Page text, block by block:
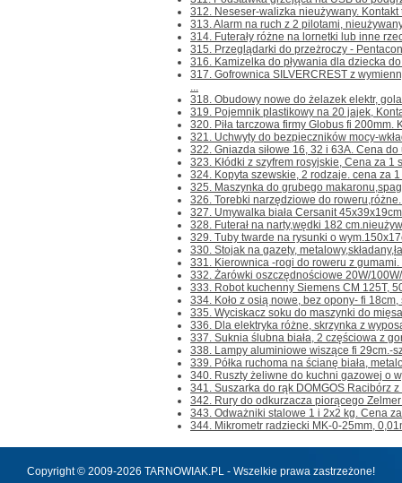
312. Neseser-walizka nieużywany. Kontakt
313. Alarm na ruch z 2 pilotami,
314. Futerały różne na lornetki lub inne
315. Przeglądarki do przeżroczy -
316. Kamizelka do pływania dla dziecka
317. Gofrownica SILVERCREST z
...
318. Obudowy nowe do żelazek elektr,
319. Pojemnik plastikowy na 20 jajek,
320. Piła tarczowa firmy Globus fi 200mm.
321. Uchwyty do bezpieczników mocy-
322. Gniazda siłowe 16, 32 i 63A. Cena
323. Kłódki z szyfrem rosyjskie, Cena za 1
324. Kopyta szewskie, 2 rodzaje. cena za 1
325. Maszynka do grubego
326. Torebki narzędziowe do
327. Umywalka biała Cersanit
328. Futerał na narty,wędki 182
329. Tuby twarde na rysunki o
330. Stojak na gazety,
331. Kierownica -rogi do roweru z gumami.
332. Żarówki oszczędnościowe 20W/
333. Robot kuchenny Siemens CM 125T,
334. Koło z osią nowe, bez opony- fi
335. Wyciskacz soku do maszynki do
336. Dla elektryka różne, skrzynka z
337. Suknia ślubna biała, 2 częściowa z
338. Lampy aluminiowe wiszące fi 29cm.-
339. Półka ruchoma na ścianę biała,
340. Ruszty żeliwne do kuchni gazowej o
341. Suszarka do rąk DOMGOS Racibórz
342. Rury do odkurzacza piorącego
343. Odważniki stalowe 1 i 2x2 kg. Cena
344. Mikrometr radziecki MK-0-25mm,
Copyright © 2009-2026 TARNOWIAK.PL - Wszelkie prawa zastrzeżone!